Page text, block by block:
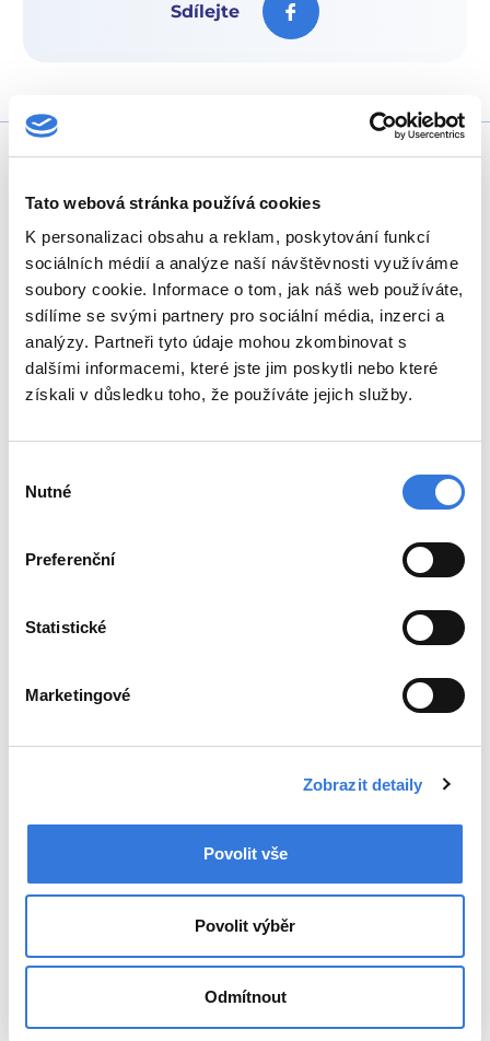
Tato webová stránka používá cookies
K personalizaci obsahu a reklam, poskytování funkcí
sociálních médií a analýze naší návštěvnosti využíváme
soubory cookie. Informace o tom, jak náš web používáte,
sdílíme se svými partnery pro sociální média, inzerci a
analýzy. Partneři tyto údaje mohou zkombinovat s
dalšími informacemi, které jste jim poskytli nebo které
získali v důsledku toho, že používáte jejich služby.
souhlasu
Nutné
Preferenční
Statistické
Marketingové
Zobrazit detaily
Povolit vše
Povolit výběr
Odmítnout
Sdílejte
+420 317 756 111
Ambulance
Novinky
Parkování a doprava
Kavárna
Ceníky
Objednací doby pacientů
Návštěvní hodiny
Práva pacientů